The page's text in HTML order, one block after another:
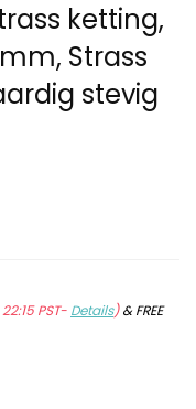
ketting,
Strass
stevig
PST- Details)&FREE